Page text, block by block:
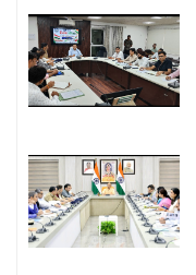
a
v
i
g
a
t